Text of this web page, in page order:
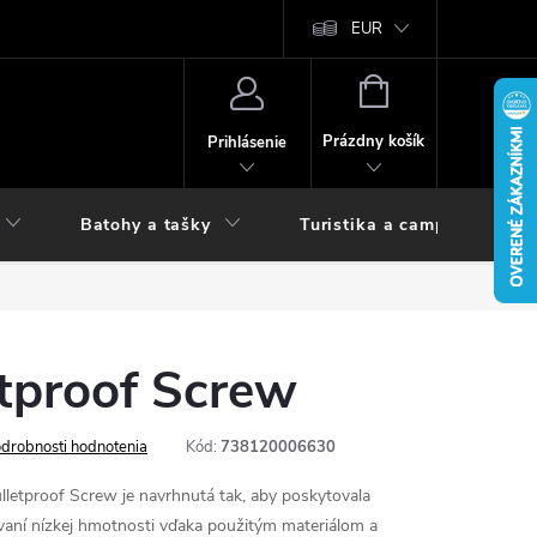
EUR
Prihlásenie
NÁKUPNÝ
Prázdny košík
Batohy a tašky Turistika a camping
Screw
hodnotenia Kód: 738120006630
Screw je navrhnutá tak, aby poskytovala
nízkej hmotnosti vďaka použitým materiálom a